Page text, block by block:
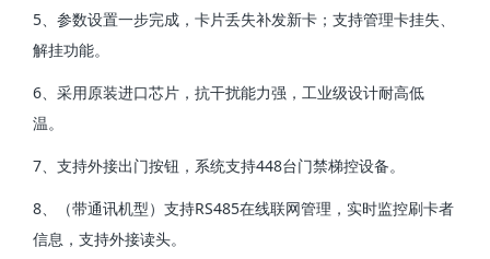
5、参数设置一步完成，卡片丢失补发新卡；支持管理卡挂失、
解挂功能。
6、采用原装进口芯片，抗干扰能力强，工业级设计耐高低
温。
7、支持外接出门按钮，系统支持448台门禁梯控设备。
8、（带通讯机型）支持RS485在线联网管理，实时监控刷卡者
信息，支持外接读头。